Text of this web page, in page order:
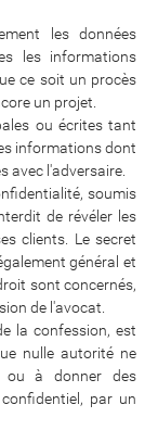
les données
les informations
ce soit un procès
un projet.
ou écrites tant
informations dont
avec l'adversaire.
soumis
de révéler les
clients. Le secret
général et
sont concernés,
de l'avocat.
la confession, est
nulle autorité ne
ou à donner des
par un